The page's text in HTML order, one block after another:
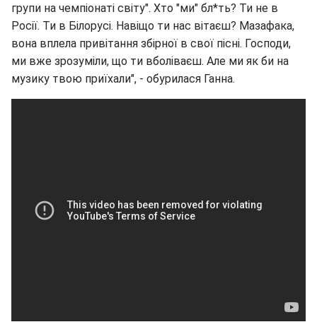
групи на чемпіонаті світу". Хто "ми" бл*ть? Ти не в
Росії. Ти в Білорусі. Навіщо ти нас вітаєш? Мазафака,
вона вплела привітання збірної в свої пісні. Господи,
ми вже зрозуміли, що ти вболіваєш. Але ми як би на
музику твою приїхали", - обурилася Ганна.